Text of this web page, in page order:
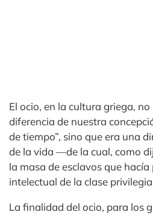
El ocio, en la cultura griega,
diferencia de nuestra
de tiempo”, sino que era una
de la vida —de la cual, como
la masa de esclavos que
intelectual de la clase
La finalidad del ocio, para los